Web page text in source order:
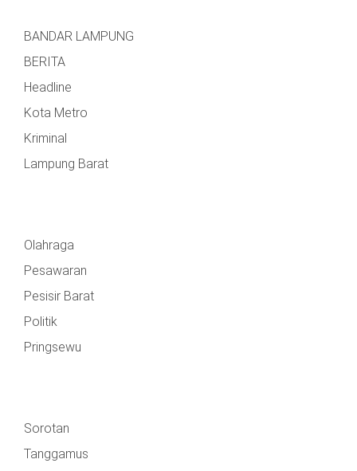
BANDAR LAMPUNG
BERITA
Headline
Kota Metro
Kriminal
Lampung Barat
Olahraga
Pesawaran
Pesisir Barat
Politik
Pringsewu
Sorotan
Tanggamus